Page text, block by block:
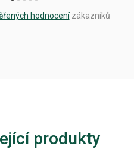
hodnocenízákazníků
produkty